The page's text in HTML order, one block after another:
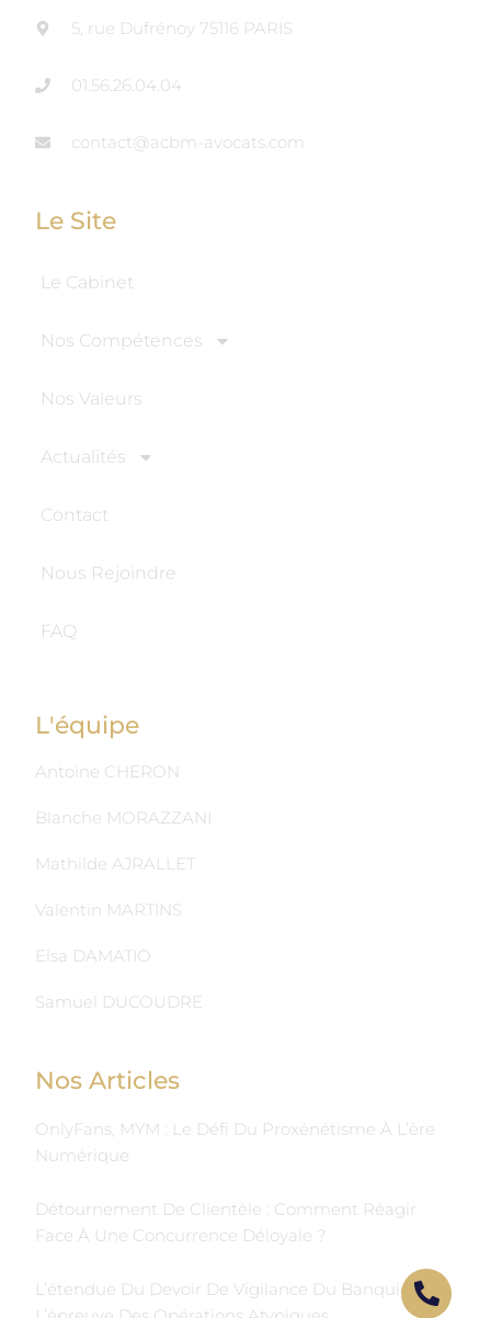
5, rue Dufrénoy 75116 PARIS
01.56.26.04.04
contact@acbm-avocats.com
Le Site
Le Cabinet
Nos Compétences
Nos Valeurs
Actualités
Contact
Nous Rejoindre
FAQ
L'équipe
Antoine CHERON
Blanche MORAZZANI
Mathilde AJRALLET
Valentin MARTINS
Elsa DAMATIO
Samuel DUCOUDRE
Nos Articles
OnlyFans, MYM : Le Défi Du Proxénétisme À L’ère
Numérique
Détournement De Clientèle : Comment Réagir
Face À Une Concurrence Déloyale ?
L’étendue Du Devoir De Vigilance Du Banquier À